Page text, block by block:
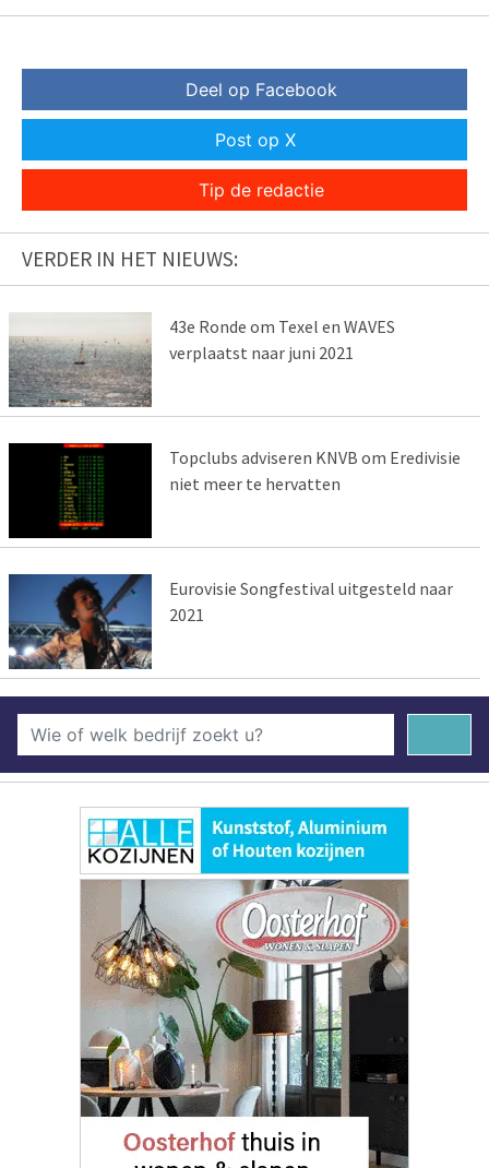
Deel op Facebook
Post op X
Tip de redactie
VERDER IN HET NIEUWS:
43e Ronde om Texel en WAVES
verplaatst naar juni 2021
Topclubs adviseren KNVB om Eredivisie
niet meer te hervatten
Eurovisie Songfestival uitgesteld naar
2021